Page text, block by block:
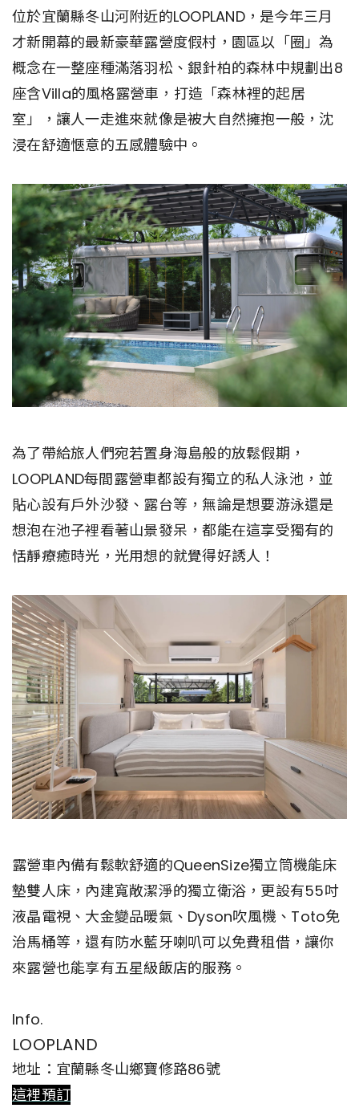
位於宜蘭縣冬山河附近的LOOPLAND，是今年三月
才新開幕的最新豪華露營度假村，園區以「圈」為
概念在一整座種滿落羽松、銀針柏的森林中規劃出8
座含Villa的風格露營車，打造「森林裡的起居
室」，讓人一走進來就像是被大自然擁抱一般，沈
浸在舒適愜意的五感體驗中。
為了帶給旅人們宛若置身海島般的放鬆假期，
LOOPLAND每間露營車都設有獨立的私人泳池，並
貼心設有戶外沙發、露台等，無論是想要游泳還是
想泡在池子裡看著山景發呆，都能在這享受獨有的
恬靜療癒時光，光用想的就覺得好誘人！
露營車內備有鬆軟舒適的QueenSize獨立筒機能床
墊雙人床，內建寬敞潔淨的獨立衛浴，更設有55吋
液晶電視、大金變品暖氣、Dyson吹風機、Toto免
治馬桶等，還有防水藍牙喇叭可以免費租借，讓你
來露營也能享有五星級飯店的服務。
Info.
LOOPLAND
地址：宜蘭縣冬山鄉寶修路86號
這裡預訂